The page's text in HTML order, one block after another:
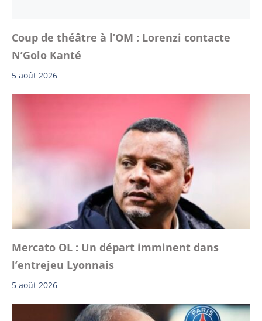
Coup de théâtre à l’OM : Lorenzi contacte
N’Golo Kanté
5 août 2026
Mercato OL : Un départ imminent dans
l’entrejeu Lyonnais
5 août 2026